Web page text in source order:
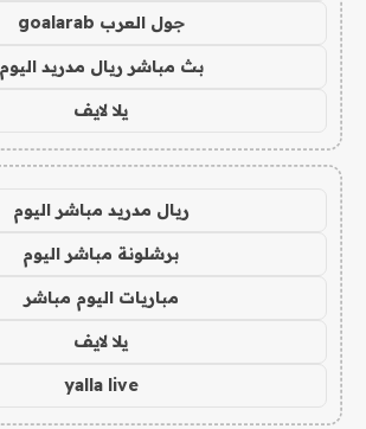
جول العرب goalarab
بث مباشر ريال مدريد اليوم
يلا لايف
ريال مدريد مباشر اليوم
برشلونة مباشر اليوم
مباريات اليوم مباشر
يلا لايف
yalla live